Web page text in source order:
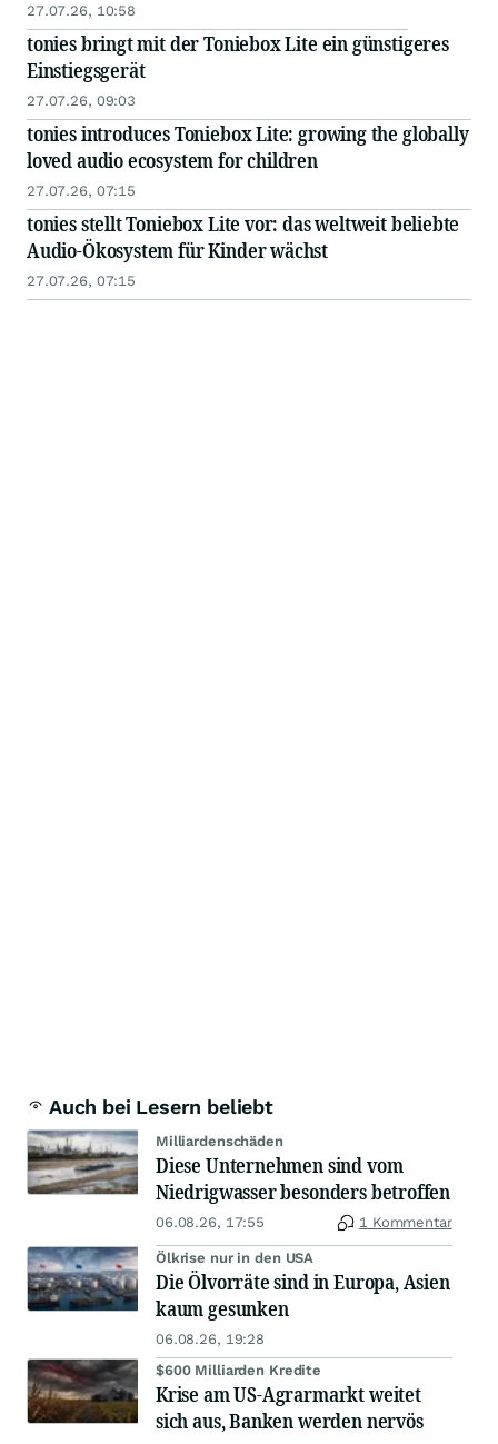
27.07.26, 10:58
tonies bringt mit der Toniebox Lite ein günstigeres
Einstiegsgerät
27.07.26, 09:03
tonies introduces Toniebox Lite: growing the globally
loved audio ecosystem for children
27.07.26, 07:15
tonies stellt Toniebox Lite vor: das weltweit beliebte
Audio-Ökosystem für Kinder wächst
27.07.26, 07:15
Auch bei Lesern beliebt
Milliardenschäden
Diese Unternehmen sind vom
Niedrigwasser besonders betroffen
06.08.26, 17:55 1 Kommentar
Ölkrise nur in den USA
Die Ölvorräte sind in Europa, Asien
kaum gesunken
06.08.26, 19:28
$600 Milliarden Kredite
Krise am US-Agrarmarkt weitet
sich aus, Banken werden nervös